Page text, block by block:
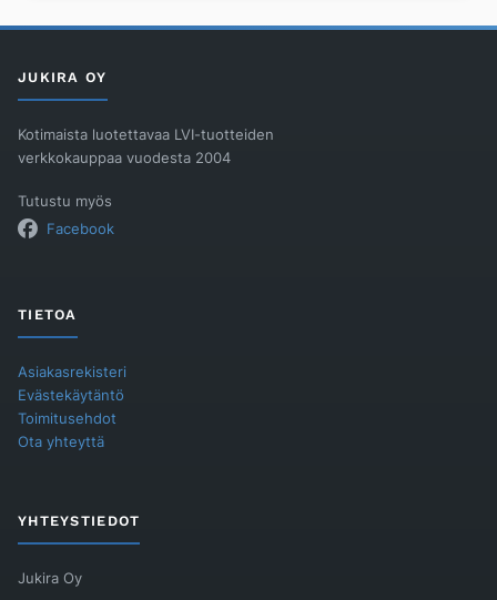
määrä
JUKIRA OY
Kotimaista luotettavaa LVI-tuotteiden
verkkokauppaa vuodesta 2004
Tutustu myös
Facebook
TIETOA
Asiakasrekisteri
Evästekäytäntö
Toimitusehdot
Ota yhteyttä
YHTEYSTIEDOT
Jukira Oy